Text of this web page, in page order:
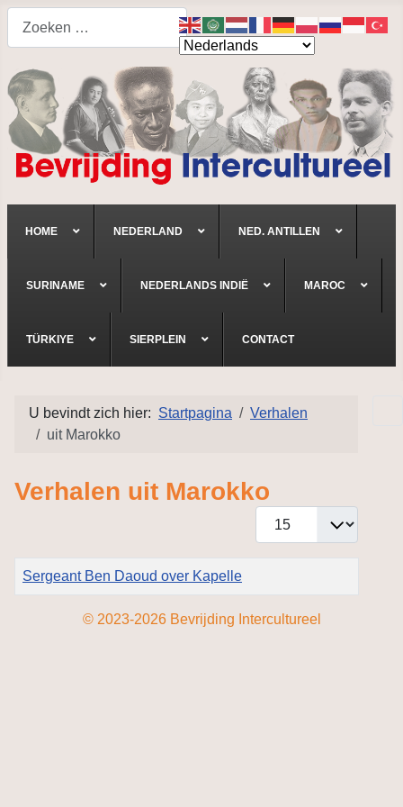
HOME NEDERLAND NED. ANTILLEN
SURINAME NEDERLANDS INDIË MAROC
TÜRKIYE SIERPLEIN CONTACT
U bevindt zich hier: Startpagina
Verhalen
uit Marokko
Verhalen uit Marokko
Toon #
Titel
Sergeant Ben Daoud over Kapelle
© 2023-2026 Bevrijding Intercultureel